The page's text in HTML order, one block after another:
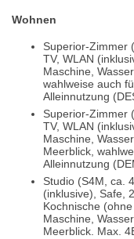
Wohnen
Superior-Zimmer
TV, WLAN
Maschine,
wahlweise auch
Alleinnutzung
Superior-Zimmer
TV, WLAN
Maschine,
Meerblick,
Alleinnutzung
Studio (S4M, ca.
(inklusive), Safe,
Kochnische
Maschine,
Meerblick. Max.